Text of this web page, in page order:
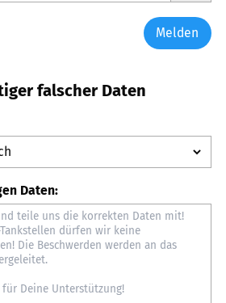
Melden
falscher Daten
Daten: